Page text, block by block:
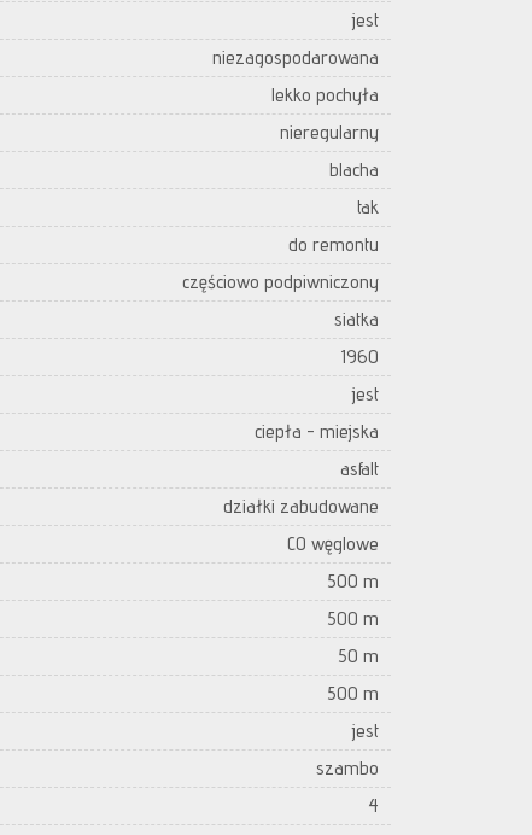
jest
niezagospodarowana
lekko pochyła
nieregularny
blacha
tak
do remontu
częściowo podpiwniczony
siatka
1960
jest
ciepła - miejska
asfalt
działki zabudowane
CO węglowe
500 m
500 m
50 m
500 m
jest
szambo
4